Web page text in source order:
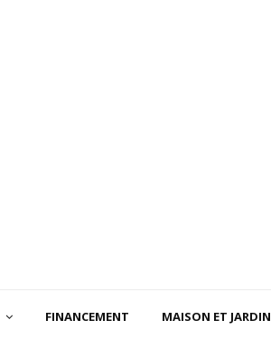
FINANCEMENT MAISON ET JARDIN